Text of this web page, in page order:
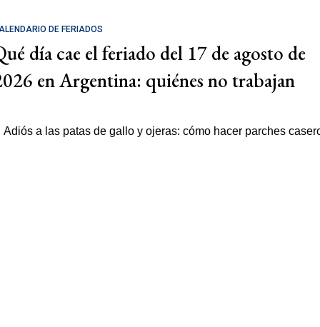
DE FERIADOS
día cae el feriado del 17 de agosto de
en Argentina: quiénes no trabajan